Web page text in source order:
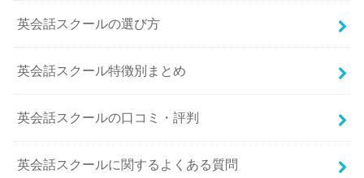
英会話スクールの選び方
英会話スクール特徴別まとめ
英会話スクールの口コミ・評判
英会話スクールに関するよくある質問